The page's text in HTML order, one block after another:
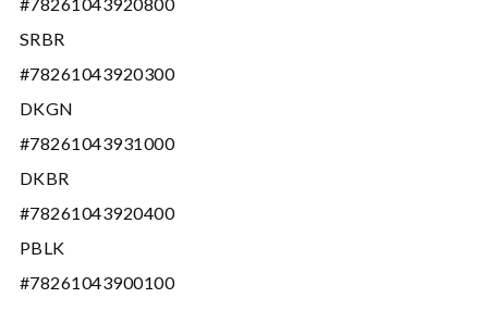
SRBR
#78261043920300
DKGN
#78261043931000
DKBR
#78261043920400
PBLK
#78261043900100